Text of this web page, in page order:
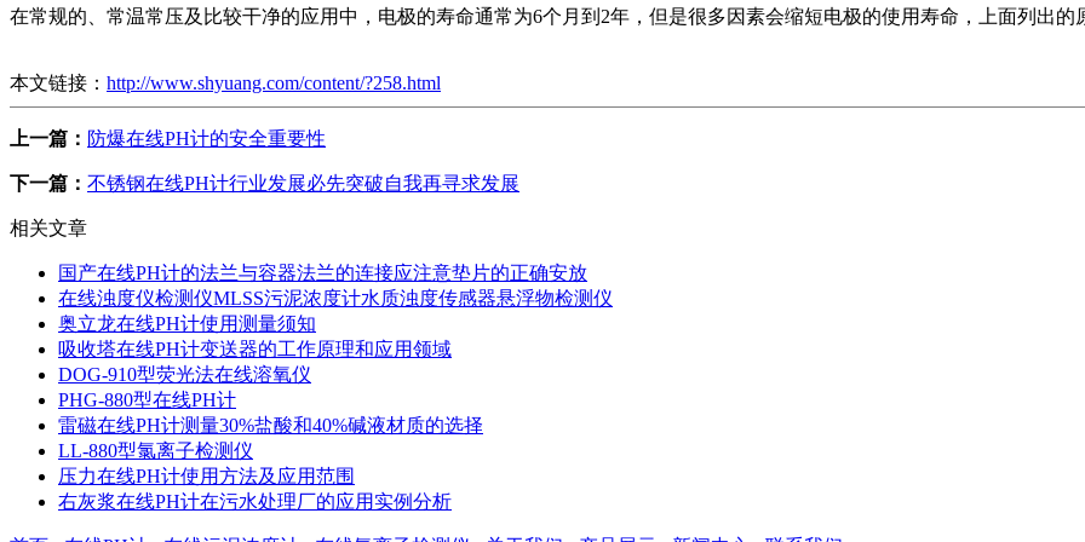
在常规的、常温常压及比较干净的应用中，电极的寿命通常为6个月到2年，但是很多因素会缩短电极的使用寿命，上面列出的
本文链接： http://www.shyuang.com/content/?258.html
上一篇： 防爆在线PH计的安全重要性
下一篇： 不锈钢在线PH计行业发展必先突破自我再寻求发展
相关文章
国产在线PH计的法兰与容器法兰的连接应注意垫片的正确安放
在线浊度仪检测仪MLSS污泥浓度计水质浊度传感器悬浮物检测仪
奥立龙在线PH计使用测量须知
吸收塔在线PH计变送器的工作原理和应用领域
DOG-910型荧光法在线溶氧仪
PHG-880型在线PH计
雷磁在线PH计测量30%盐酸和40%碱液材质的选择
LL-880型氯离子检测仪
压力在线PH计使用方法及应用范围
右灰浆在线PH计在污水处理厂的应用实例分析